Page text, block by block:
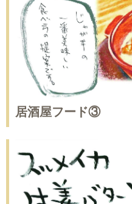
居酒屋フード③